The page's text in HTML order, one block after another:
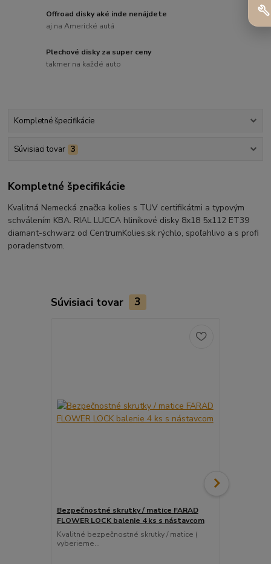
Offroad disky aké inde nenájdete
aj na Americké autá
Plechové disky za super ceny
takmer na každé auto
Kompletné špecifikácie
Súvisiaci tovar 3
Kompletné špecifikácie
Kvalitná Nemecká značka kolies s TUV certifikátmi a typovým
schválením KBA. RIAL LUCCA hliníkové disky 8x18 5x112 ET39
diamant-schwarz od CentrumKolies.sk rýchlo, spoľahlivo a s profi
poradenstvom.
Súvisiaci tovar 3
Bezpečnostné skrutky / matice FARAD
FLOWER LOCK balenie 4 ks s nástavcom
Kvalitné bezpečnostné skrutky / matice (
vyberieme...